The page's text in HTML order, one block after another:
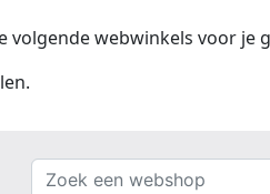
volgende webwinkels voor
Zoek